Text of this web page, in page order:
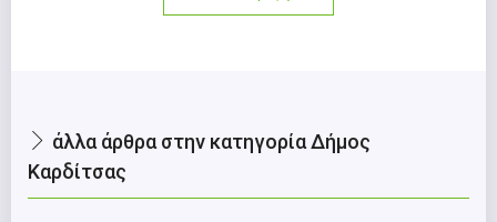
άλλα άρθρα στην κατηγορία Δήμος
Καρδίτσας